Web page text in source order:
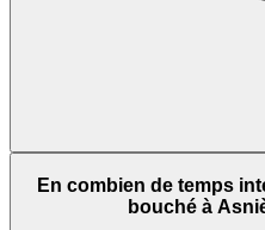
En combien de temps
bouché à